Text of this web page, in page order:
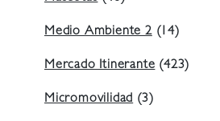
Medio Ambiente 2(14)
Mercado Itinerante (423)
Micromovilidad (3)